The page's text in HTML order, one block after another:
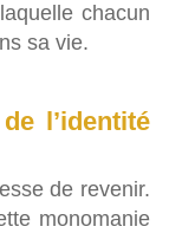
chacun
sa vie.
l’identité
de revenir.
monomanie